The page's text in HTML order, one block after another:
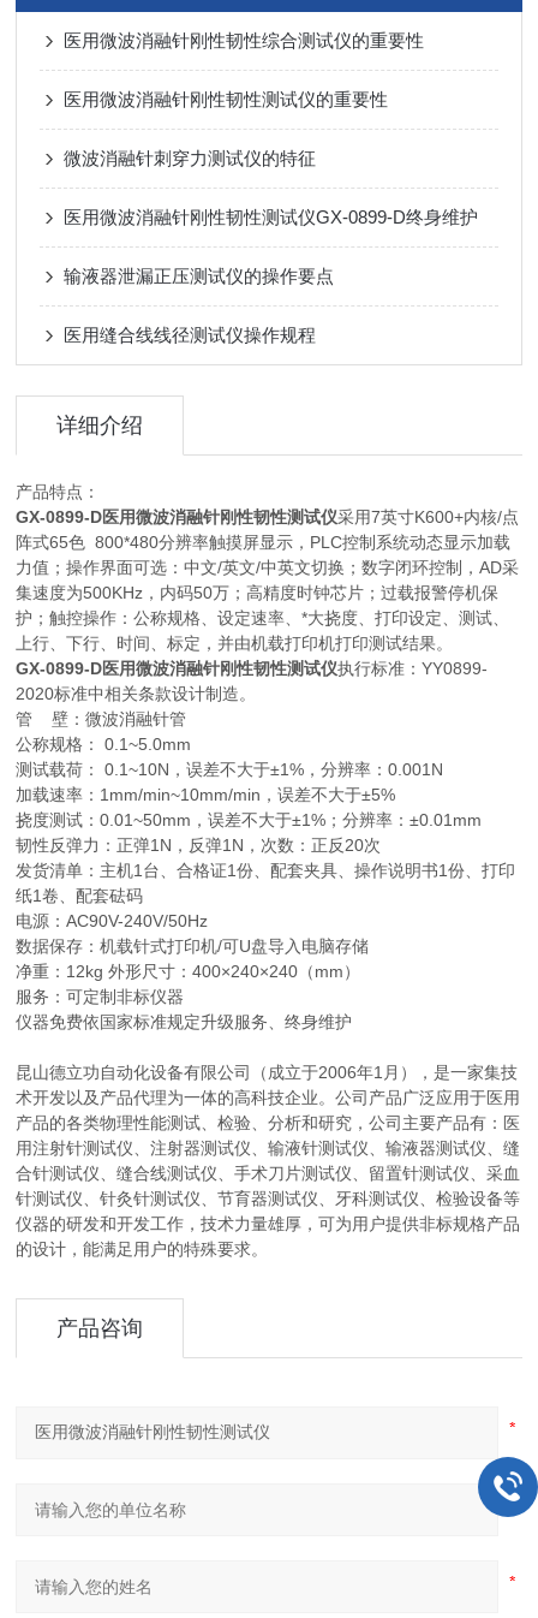
医用微波消融针刚性韧性综合测试仪的重要性
医用微波消融针刚性韧性测试仪的重要性
微波消融针刺穿力测试仪的特征
医用微波消融针刚性韧性测试仪GX-0899-D终身维护
输液器泄漏正压测试仪的操作要点
医用缝合线线径测试仪操作规程
详细介绍
产品特点：
GX-0899-D医用微波消融针刚性韧性测试仪采用7英寸K600+内核/点
阵式65色 800*480分辨率触摸屏显示，PLC控制系统动态显示加载
力值；操作界面可选：中文/英文/中英文切换；数字闭环控制，AD采
集速度为500KHz，内码50万；高精度时钟芯片；过载报警停机保
护；触控操作：公称规格、设定速率、*大挠度、打印设定、测试、
上行、下行、时间、标定，并由机载打印机打印测试结果。
GX-0899-D医用微波消融针刚性韧性测试仪执行标准：YY0899-
2020标准中相关条款设计制造。
管 壁：微波消融针管
公称规格： 0.1~5.0mm
测试载荷： 0.1~10N，误差不大于±1%，分辨率：0.001N
加载速率：1mm/min~10mm/min，误差不大于±5%
挠度测试：0.01~50mm，误差不大于±1%；分辨率：±0.01mm
韧性反弹力：正弹1N，反弹1N，次数：正反20次
发货清单：主机1台、合格证1份、配套夹具、操作说明书1份、打印
纸1卷、配套砝码
电源：AC90V-240V/50Hz
数据保存：机载针式打印机/可U盘导入电脑存储
净重：12kg 外形尺寸：400×240×240（mm）
服务：可定制非标仪器
仪器免费依国家标准规定升级服务、终身维护
昆山德立功自动化设备有限公司（成立于2006年1月），是一家集技
术开发以及产品代理为一体的高科技企业。公司产品广泛应用于医用
产品的各类物理性能测试、检验、分析和研究，公司主要产品有：医
用注射针测试仪、注射器测试仪、输液针测试仪、输液器测试仪、缝
合针测试仪、缝合线测试仪、手术刀片测试仪、留置针测试仪、采血
针测试仪、针灸针测试仪、节育器测试仪、牙科测试仪、检验设备等
仪器的研发和开发工作，技术力量雄厚，可为用户提供非标规格产品
的设计，能满足用户的特殊要求。
产品咨询